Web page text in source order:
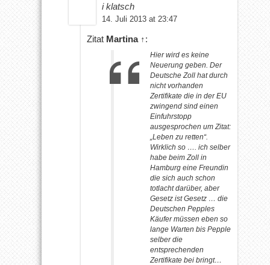
i klatsch
14. Juli 2013 at 23:47
Zitat Martina ↑:
Hier wird es keine
Neuerung geben. Der
Deutsche Zoll hat durch
nicht vorhanden
Zertifikate die in der EU
zwingend sind einen
Einfuhrstopp
ausgesprochen um Zitat:
„Leben zu retten“.
Wirklich so …. ich selber
habe beim Zoll in
Hamburg eine Freundin
die sich auch schon
totlacht darüber, aber
Gesetz ist Gesetz … die
Deutschen Pepples
Käufer müssen eben so
lange Warten bis Pepple
selber die
entsprechenden
Zertifikate bei bringt…